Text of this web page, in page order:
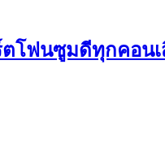
ตโฟนซูมดีทุกคอน